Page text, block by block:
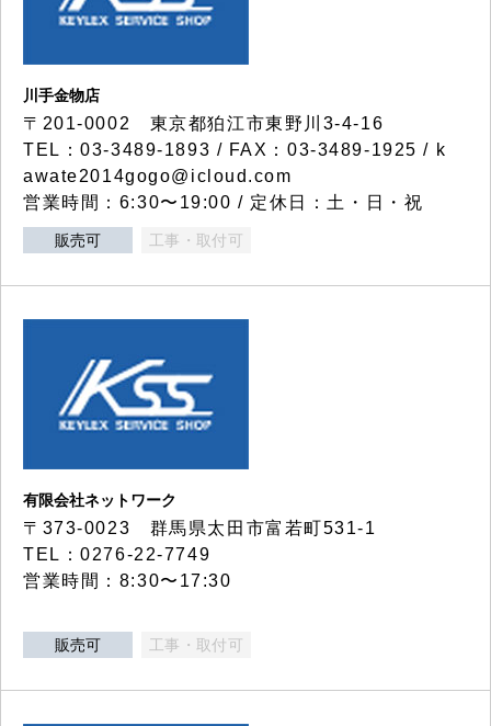
川手金物店
〒201-0002 東京都狛江市東野川3-4-16
TEL：03-3489-1893 / FAX：03-3489-1925 / k
awate2014gogo@icloud.com
営業時間：6:30〜19:00 / 定休日：土・日・祝
販売可 工事・取付可
有限会社ネットワーク
〒373-0023 群馬県太田市富若町531-1
TEL：0276-22-7749
営業時間：8:30〜17:30
販売可 工事・取付可